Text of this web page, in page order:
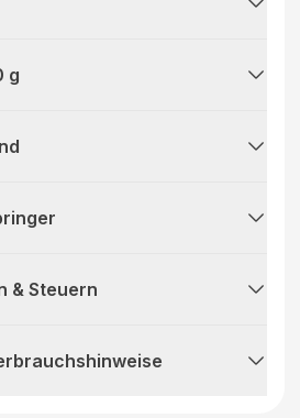
g
& Steuern